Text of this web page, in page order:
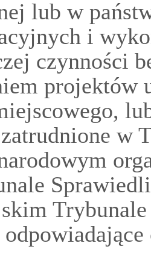
lub w
i
czynności
projektów
w